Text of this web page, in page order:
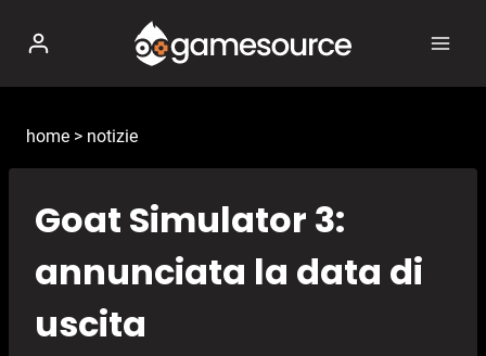
contenuto
home > notizie
Goat Simulator 3:
annunciata la data di
uscita